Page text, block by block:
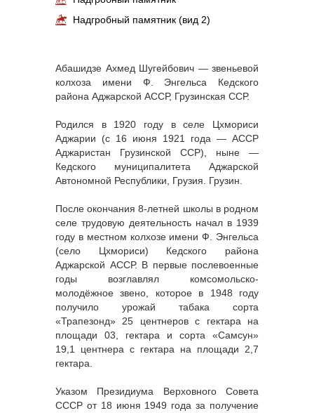
Надгробный памятник (вид 2)
Абашидзе Ахмед Шугейбович — звеньевой
колхоза имени Ф. Энгельса Кедского
района Аджарской АССР, Грузинская ССР.
Родился в 1920 году в селе Цхмориси
Аджарии (с 16 июня 1921 года — АССР
Аджаристан Грузинской ССР), ныне —
Кедского муниципалитета Аджарской
Автономной Республики, Грузия. Грузин.
После окончания 8-летней школы в родном
селе трудовую деятельность начал в 1939
году в местном колхозе имени Ф. Энгельса
(село Цхмориси) Кедского района
Аджарской АССР. В первые послевоенные
годы возглавлял комсомольско-
молодёжное звено, которое в 1948 году
получило урожай табака сорта
«Трапезонд» 25 центнеров с гектара на
площади 03, гектара и сорта «Самсун»
19,1 центнера с гектара на площади 2,7
гектара.
Указом Президиума Верховного Совета
СССР от 18 июня 1949 года за получение